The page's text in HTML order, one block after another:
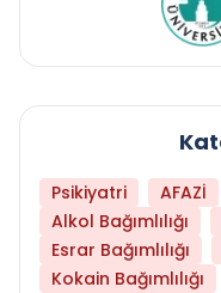
Psikiyatri AFAZİ
Alkol Bağımlılığı
Esrar Bağımlılığı
Kokain Bağımlılığı